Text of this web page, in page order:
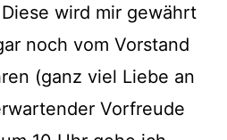
wird mir gewährt
noch vom Vorstand
(ganz viel Liebe an
Vorfreude